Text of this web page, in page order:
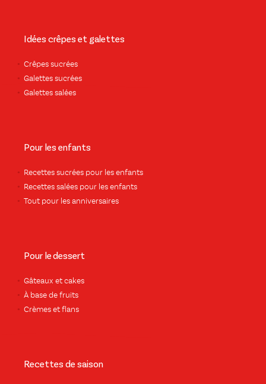
Idées crêpes et galettes
Crêpes sucrées
Galettes sucrées
Galettes salées
Pour les enfants
Recettes sucrées pour les enfants
Recettes salées pour les enfants
Tout pour les anniversaires
Pour le dessert
Gâteaux et cakes
À base de fruits
Crèmes et flans
Recettes de saison